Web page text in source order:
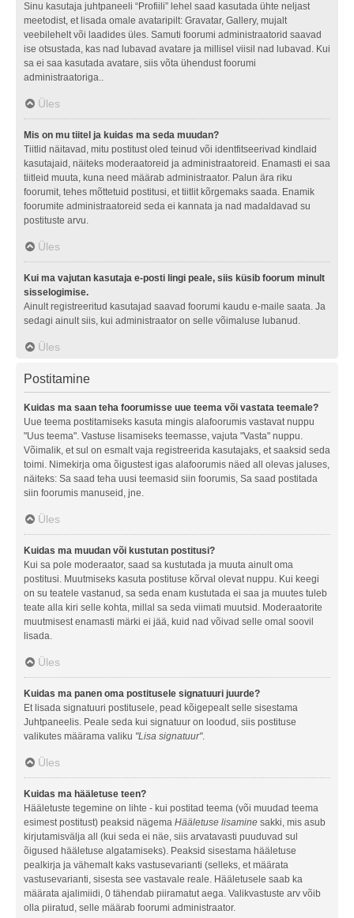
Sinu kasutaja juhtpaneeli “Profiili” lehel saad kasutada ühte neljast
meetodist, et lisada omale avataripilt: Gravatar, Gallery, mujalt
veebilehelt või laadides üles. Samuti foorumi administraatorid saavad
ise otsustada, kas nad lubavad avatare ja millisel viisil nad lubavad. Kui
sa ei saa kasutada avatare, siis võta ühendust foorumi
administraatoriga..
Üles
Mis on mu tiitel ja kuidas ma seda muudan?
Tiitlid näitavad, mitu postitust oled teinud või identfitseerivad kindlaid
kasutajaid, näiteks moderaatoreid ja administraatoreid. Enamasti ei saa
tiitleid muuta, kuna need määrab administraator. Palun ära riku
foorumit, tehes mõttetuid postitusi, et tiitlit kõrgemaks saada. Enamik
foorumite administraatoreid seda ei kannata ja nad madaldavad su
postituste arvu.
Üles
Kui ma vajutan kasutaja e-posti lingi peale, siis küsib foorum minult
sisselogimise.
Ainult registreeritud kasutajad saavad foorumi kaudu e-maile saata. Ja
sedagi ainult siis, kui administraator on selle võimaluse lubanud.
Üles
Postitamine
Kuidas ma saan teha foorumisse uue teema või vastata teemale?
Uue teema postitamiseks kasuta mingis alafoorumis vastavat nuppu
"Uus teema". Vastuse lisamiseks teemasse, vajuta "Vasta" nuppu.
Võimalik, et sul on esmalt vaja registreerida kasutajaks, et saaksid seda
toimi. Nimekirja oma õigustest igas alafoorumis näed all olevas jaluses,
näiteks: Sa saad teha uusi teemasid siin foorumis, Sa saad postitada
siin foorumis manuseid, jne.
Üles
Kuidas ma muudan või kustutan postitusi?
Kui sa pole moderaator, saad sa kustutada ja muuta ainult oma
postitusi. Muutmiseks kasuta postituse kõrval olevat nuppu. Kui keegi
on su teatele vastanud, sa seda enam kustutada ei saa ja muutes tuleb
teate alla kiri selle kohta, millal sa seda viimati muutsid. Moderaatorite
muutmisest enamasti märki ei jää, kuid nad võivad selle omal soovil
lisada.
Üles
Kuidas ma panen oma postitusele signatuuri juurde?
Et lisada signatuuri postitusele, pead kõigepealt selle sisestama
Juhtpaneelis. Peale seda kui signatuur on loodud, siis postituse
valikutes määrama valiku "Lisa signatuur".
Üles
Kuidas ma hääletuse teen?
Hääletuste tegemine on lihte - kui postitad teema (või muudad teema
esimest postitust) peaksid nägema Hääletuse lisamine sakki, mis asub
kirjutamisvälja all (kui seda ei näe, siis arvatavasti puuduvad sul
õigused hääletuse algatamiseks). Peaksid sisestama hääletuse
pealkirja ja vähemalt kaks vastusevarianti (selleks, et määrata
vastusevarianti, sisesta see vastavale reale. Hääletusele saab ka
määrata ajalimiidi, 0 tähendab piiramatut aega. Valikvastuste arv võib
olla piiratud, selle määrab foorumi administraator.